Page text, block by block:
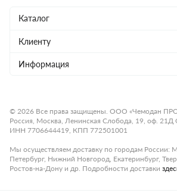
Каталог
Чемоданы
Рюкзаки
Аксессуары
Премиум
Клиенту
Магазины
Гарантия и возврат
Карьера
Информация
Программа лояльности
Подарочные карты
Статьи
Контакты
© 2026 Все права защищены. ООО «Чемодан
Россия, Москва, Ленинская Слобода, 19, оф.
ИНН 7706644419, КПП 772501001
Мы осуществляем доставку по городам России:
Петербург, Нижний Новгород, Екатеринбург,
Ростов-на-Дону и др. Подробности доставки